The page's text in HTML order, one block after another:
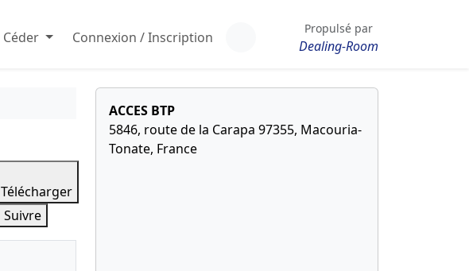
Céder Connexion / Inscription
Propulsé par
Dealing-Room
Télécharger
Suivre
ACCES BTP
5846, route de la Carapa 97355, Macouria-
Tonate, France